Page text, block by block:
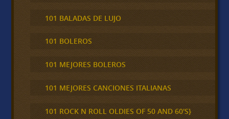
101 BALADAS DE LUJO
101 BOLEROS
101 MEJORES BOLEROS
101 MEJORES CANCIONES ITALIANAS
101 ROCK N ROLL OLDIES OF 50 AND 60'S}